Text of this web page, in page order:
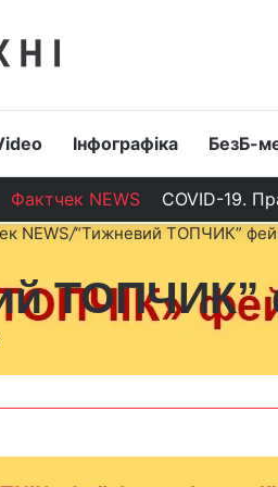
Інфографіка БезБ-
Фактчек NEWS COVID-19.
NEWS/“Тижневий ТОПЧИК”
ТОПЧИК”